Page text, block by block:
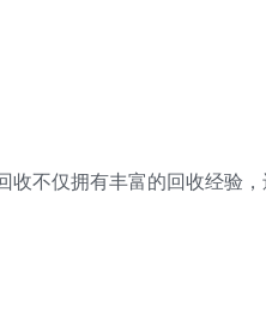
不仅拥有丰富的回收经验，